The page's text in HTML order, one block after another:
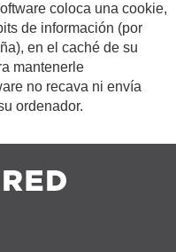
coloca una cookie,
de información (por
en el caché de su
mantenerle
no recava ni envía
ordenador.